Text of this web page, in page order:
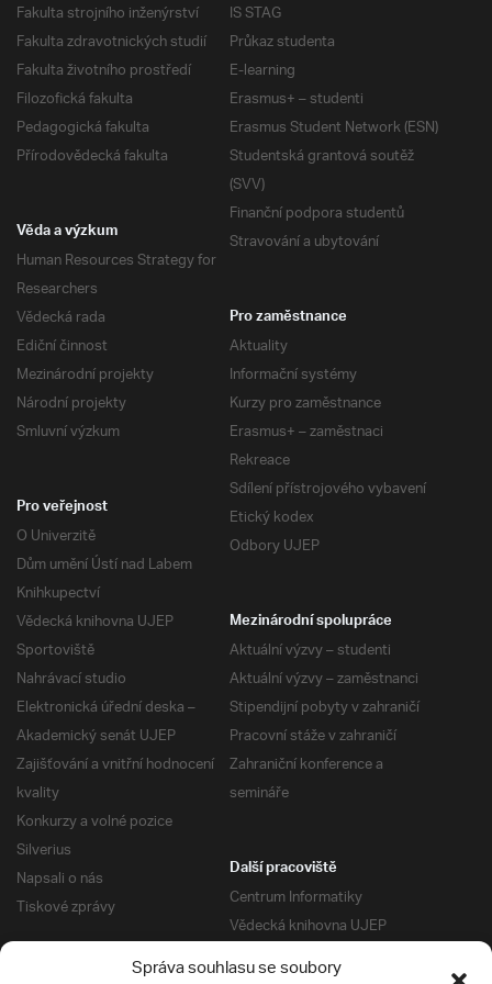
Správa souhlasu se soubory
Fakulta strojního inženýrství
Fakulta zdravotnických studií
Fakulta životního prostředí
Filozofická fakulta
Pedagogická fakulta
Přírodovědecká fakulta
IS STAG
Průkaz studenta
E-learning
Erasmus+ – studenti
Erasmus Student Network (ESN)
Studentská grantová soutěž
(SVV)
Finanční podpora studentů
Stravování a ubytování
Věda a výzkum
Human Resources Strategy for
Researchers
Vědecká rada
Ediční činnost
Mezinárodní projekty
Národní projekty
Smluvní výzkum
Pro zaměstnance
Aktuality
Informační systémy
Kurzy pro zaměstnance
Erasmus+ – zaměstnaci
Rekreace
Sdílení přístrojového vybavení
Etický kodex
Odbory UJEP
Pro veřejnost
O Univerzitě
Dům umění Ústí nad Labem
Knihkupectví
Vědecká knihovna UJEP
Sportoviště
Nahrávací studio
Elektronická úřední deska –
Akademický senát UJEP
Zajišťování a vnitřní hodnocení
kvality
Konkurzy a volné pozice
Silverius
Napsali o nás
Tiskové zprávy
Mezinárodní spolupráce
Aktuální výzvy – studenti
Aktuální výzvy – zaměstnanci
Stipendijní pobyty v zahraničí
Pracovní stáže v zahraničí
Zahraniční konference a
semináře
Další pracoviště
Centrum Informatiky
Vědecká knihovna UJEP
Správa kolejí a menz